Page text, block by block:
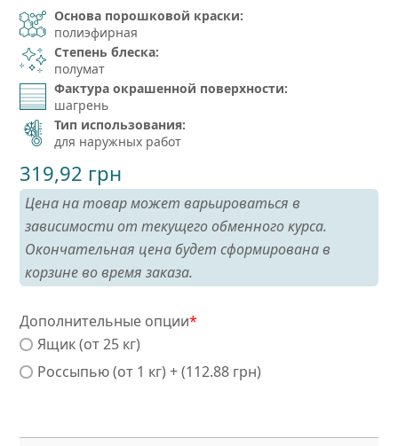
Основа порошковой краски:
полиэфирная
Степень блеска:
полумат
Фактура окрашенной поверхности:
шагрень
Тип использования:
для наружных работ
319,92 грн
Цена на товар может варьироваться в
зависимости от текущего обменного курса.
Окончательная цена будет сформирована в
корзине во время заказа.
Дополнительные опции*
Ящик (от 25 кг)
Россыпью (от 1 кг) + (112.88 грн)